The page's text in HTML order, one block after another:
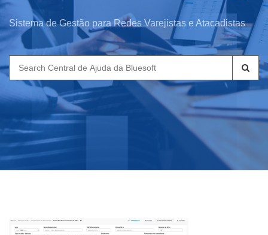
Sistema de Gestão para Redes Varejistas e Atacadistas
Search
for: